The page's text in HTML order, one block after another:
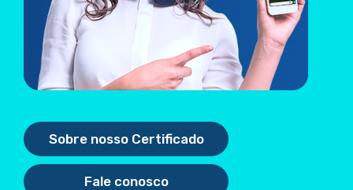
Sobre nosso Certificado
Fale conosco